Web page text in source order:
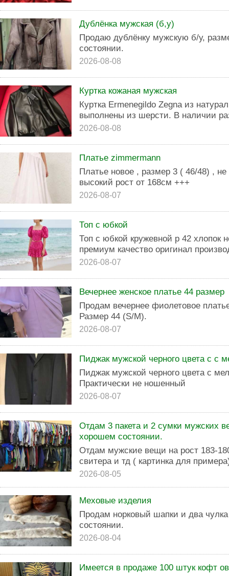
Дублёнка мужская (б,у)
Продаю дублёнку мужскую б/у,
состоянии.
2026-08-08
Куртка кожаная мужская
Куртка Ermenegildo Zegna из
выполнены из шерсти. В наличии
2026-08-08
Платье zimmermann
Платье новое , размер 3 ( 46/48) ,
высокий рост от 168см +++
2026-08-07
Топ с юбкой
Топ с юбкой кружевной р 42 хлопок
премиум качество оригинал
2026-08-07
Вечернее женское платье 44 размер
Продам вечернее фиолетовое
Размер 44 (S/M).
2026-08-07
Пиджак мужской черного цвета с с
Пиджак мужской черного цвета с
Практически не ношенный
2026-08-07
Отдам 3 пакета и 2 сумки мужских
хорошем состоянии.
Отдам мужские вещи на рост 183-
свитера и тд ( картинка для
2026-08-05
Меховые изделия
Продам норковый шапки и два
состоянии.
2026-08-04
Имеется в продаже 100 штук кофт